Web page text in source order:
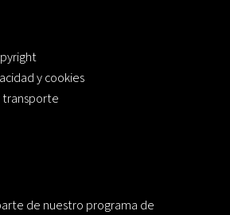
y cookies
transporte
de nuestro programa de